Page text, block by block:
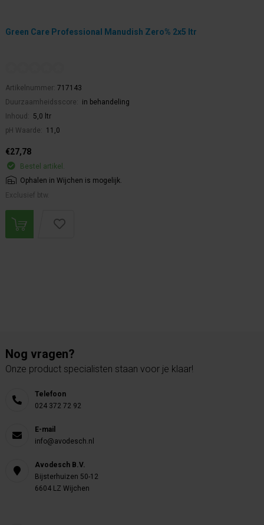
Green Care Professional Manudish Zero% 2x5 ltr
Artikelnummer: 717143
Duurzaamheidsscore:
in behandeling
Inhoud:
5,0 ltr
pH Waarde:
11,0
€27,78
Bestel artikel.
Ophalen in Wijchen is mogelijk.
Exclusief btw.
Nog vragen?
Onze product specialisten staan voor je klaar!
Telefoon
024 372 72 92
E-mail
info@avodesch.nl
Avodesch B.V.
Bijsterhuizen 50-12
6604 LZ Wijchen